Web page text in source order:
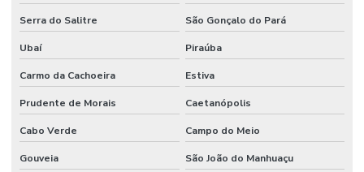
Serra do Salitre São Gonçalo do Pará
Ubaí Piraúba
Carmo da Cachoeira Estiva
Prudente de Morais Caetanópolis
Cabo Verde Campo do Meio
Gouveia São João do Manhuaçu